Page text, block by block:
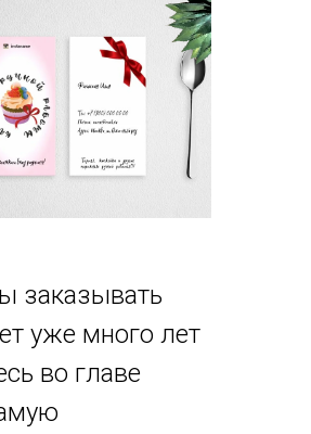
заказывать
уже много лет
во главе